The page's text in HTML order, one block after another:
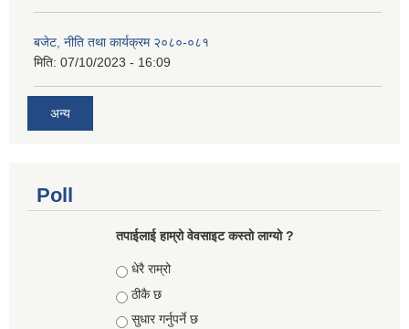
बजेट, नीति तथा कार्यक्रम २०८०-०८१
मिति: 07/10/2023 - 16:09
अन्य
Poll
तपाईलाई हाम्रो वेवसाइट कस्ताे लाग्याे ?
Choices
धेरै राम्रो
ठीकै छ
सुधार गर्नुपर्ने छ